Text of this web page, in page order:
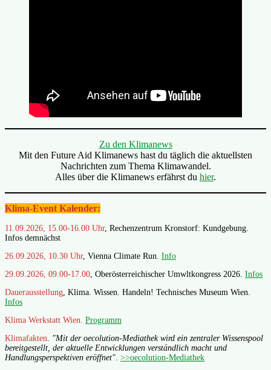
Zu den Klimanews
Mit den Future Aid Klimanews hast du täglich die aktuellsten
Nachrichten zum Thema Klimawandel.
Alles über die Klimanews erfährst du hier.
Klima-Event Kalender:
11.09.2026, 15.00-16.00 Uhr, Rechenzentrum Kronstorf: Kundgebung.
Infos demnächst
26.09.2026, 10.30 Uhr, Vienna Climate Run. Info
29.09.2026, 09.00-17.00 , Oberösterreichischer Umwltkongress 2026. Infos
Dauerausstellung , Klima. Wissen. Handeln! Technisches Museum Wien.
Infos
Klima Werkstatt Wien. Programm
Klimafakten
"Mit der oecolution-Mediathek wird ein zentraler Wissenspool
bereitgestellt, der aktuelle Entwicklungen verständlich macht und
Handlungsperspektiven eröffnet" >>oecolution-Mediathek